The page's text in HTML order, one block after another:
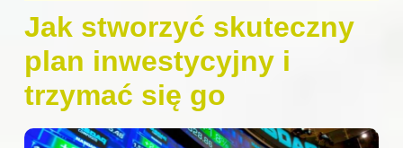
Jak stworzyć skuteczny
plan inwestycyjny i
trzymać się go